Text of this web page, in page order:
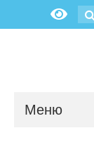
Меню